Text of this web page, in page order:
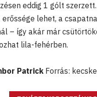
eddig 1 gólt
erőssége lehet, a
– így akár már
lila-fehérben.
Patrick Forrás: